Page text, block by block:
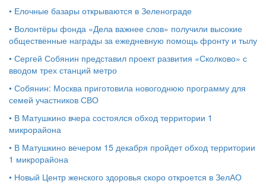
• Елочные базары открываются в Зеленограде
• Волонтёры фонда «Дела важнее слов» получили высокие
общественные награды за ежедневную помощь фронту и тылу
• Сергей Собянин представил проект развития «Сколково» с
вводом трех станций метро
• Собянин: Москва приготовила новогоднюю программу для
семей участников СВО
• В Матушкино вчера состоялся обход территории 1
микрорайона
• В Матушкино вечером 15 декабря пройдет обход территории
1 микрорайона
• Новый Центр женского здоровья скоро откроется в ЗелАО